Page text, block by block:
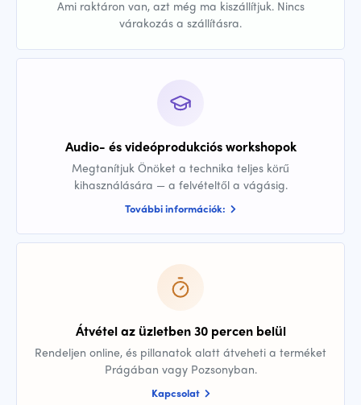
Ami raktáron van, azt még ma kiszállítjuk. Nincs
várakozás a szállításra.
Audio- és videóprodukciós workshopok
Megtanítjuk Önöket a technika teljes körű
kihasználására — a felvételtől a vágásig.
További információk:
Átvétel az üzletben 30 percen belül
Rendeljen online, és pillanatok alatt átveheti a terméket
Prágában vagy Pozsonyban.
Kapcsolat